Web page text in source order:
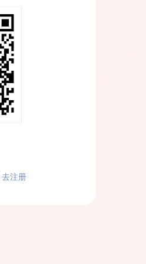
去注册